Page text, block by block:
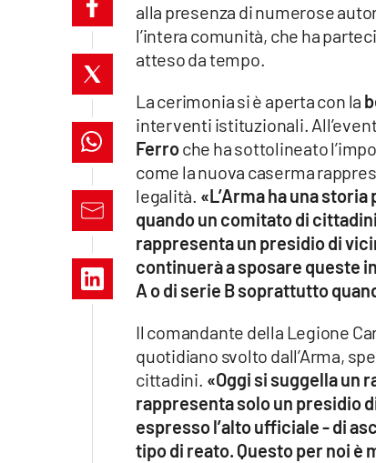
catanzarochannel.it
lacapitalenews.it
Vai
alla presenza di numerose
l’intera comunità, che ha
atteso da tempo.
La cerimonia si è aperta con la
interventi istituzionali.
Ferroche ha sottolineato
come la nuova caserma
legalità. «L’Arma ha una
quando un comitato di
rappresenta un presidio di
continuerà a sposare queste
A o di serie B soprattutto
Il comandante della Legione
quotidiano svolto dall’Arma,
cittadini. «Oggi si suggella un
rappresenta solo un presidio
espresso l’alto ufficiale - di
tipo di reato. Questo per noi è